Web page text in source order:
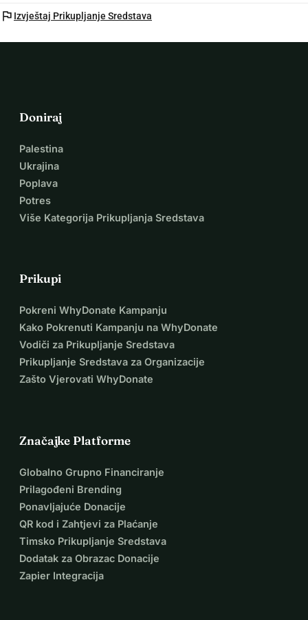
flag Izvještaj Prikupljanje Sredstava
Doniraj
Palestina
Ukrajina
Poplava
Potres
Više Kategorija Prikupljanja Sredstava
Prikupi
Pokreni WhyDonate Kampanju
Kako Pokrenuti Kampanju na WhyDonate
Vodiči za Prikupljanje Sredstava
Prikupljanje Sredstava za Organizacije
Zašto Vjerovati WhyDonate
Značajke Platforme
Globalno Grupno Financiranje
Prilagođeni Brending
Ponavljajuće Donacije
QR kod i Zahtjevi za Plaćanje
Timsko Prikupljanje Sredstava
Dodatak za Obrazac Donacije
Zapier Integracija